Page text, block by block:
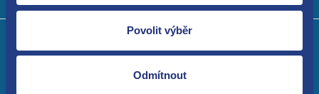
Povolit výběr
Odmítnout